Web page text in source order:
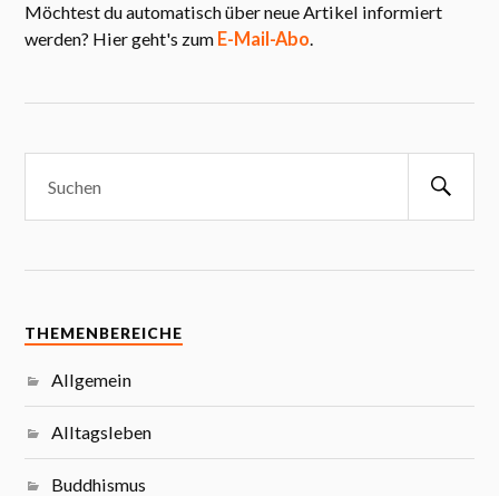
Möchtest du automatisch über neue Artikel informiert
werden? Hier geht's zum E-Mail-Abo.
THEMENBEREICHE
Allgemein
Alltagsleben
Buddhismus